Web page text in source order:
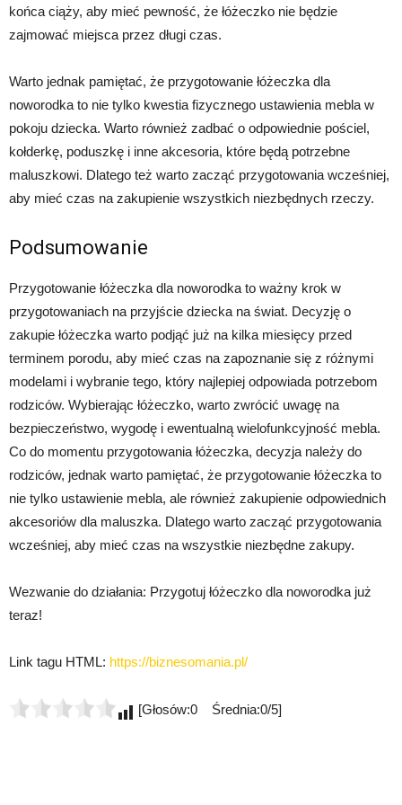
końca ciąży, aby mieć pewność, że łóżeczko nie będzie
zajmować miejsca przez długi czas.
Warto jednak pamiętać, że przygotowanie łóżeczka dla
noworodka to nie tylko kwestia fizycznego ustawienia mebla w
pokoju dziecka. Warto również zadbać o odpowiednie pościel,
kołderkę, poduszkę i inne akcesoria, które będą potrzebne
maluszkowi. Dlatego też warto zacząć przygotowania wcześniej,
aby mieć czas na zakupienie wszystkich niezbędnych rzeczy.
Podsumowanie
Przygotowanie łóżeczka dla noworodka to ważny krok w
przygotowaniach na przyjście dziecka na świat. Decyzję o
zakupie łóżeczka warto podjąć już na kilka miesięcy przed
terminem porodu, aby mieć czas na zapoznanie się z różnymi
modelami i wybranie tego, który najlepiej odpowiada potrzebom
rodziców. Wybierając łóżeczko, warto zwrócić uwagę na
bezpieczeństwo, wygodę i ewentualną wielofunkcyjność mebla.
Co do momentu przygotowania łóżeczka, decyzja należy do
rodziców, jednak warto pamiętać, że przygotowanie łóżeczka to
nie tylko ustawienie mebla, ale również zakupienie odpowiednich
akcesoriów dla maluszka. Dlatego warto zacząć przygotowania
wcześniej, aby mieć czas na wszystkie niezbędne zakupy.
Wezwanie do działania: Przygotuj łóżeczko dla noworodka już
teraz!
Link tagu HTML: https://biznesomania.pl/
[Głosów:0 Średnia:0/5]